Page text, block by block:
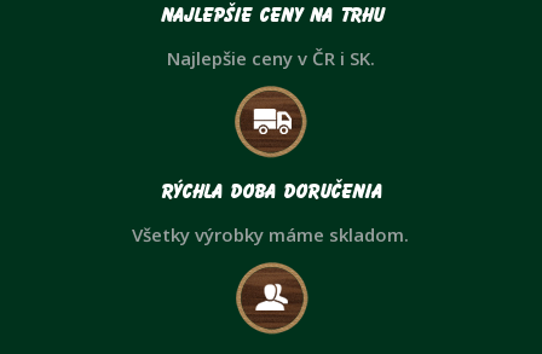
Najlepšie ceny na trhu
Najlepšie ceny v ČR i SK.
Rýchla doba doručenia
Všetky výrobky máme skladom.